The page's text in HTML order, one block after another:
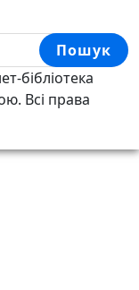
Пошук
бібліотека
Всі права